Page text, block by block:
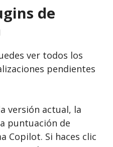
de
ver todos los
pendientes
versión actual, la
puntuación de
Copilot. Si haces clic